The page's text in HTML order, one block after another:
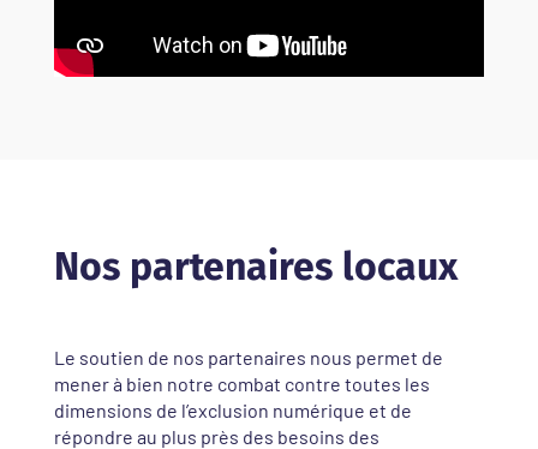
Nos partenaires locaux
Le soutien de nos partenaires nous permet de
mener à bien notre combat contre toutes les
dimensions de l’exclusion numérique et de
répondre au plus près des besoins des